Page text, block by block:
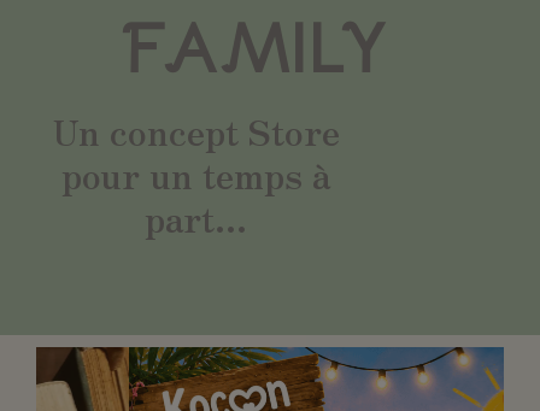
FAMILY
Un concept Store
pour un temps à
part...